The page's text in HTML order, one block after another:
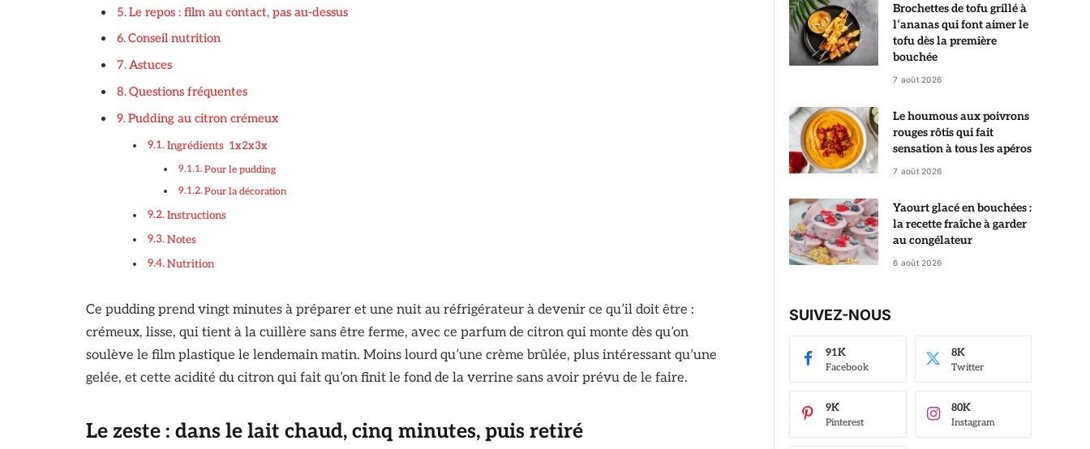
Le repos : film au contact, pas au-dessus
Conseil nutrition
Astuces
Questions fréquentes
Pudding au citron crémeux
Ingrédients 1x2x3x
Pour le pudding
Pour la décoration
Instructions
Notes
Nutrition
Ce pudding prend vingt minutes à préparer et une nuit au réfrigérateur à devenir ce qu’il doit être :
crémeux, lisse, qui tient à la cuillère sans être ferme, avec ce parfum de citron qui monte dès qu’on
soulève le film plastique le lendemain matin. Moins lourd qu’une crème brûlée, plus intéressant qu’une
gelée, et cette acidité du citron qui fait qu’on finit le fond de la verrine sans avoir prévu de le faire.
Le zeste : dans le lait chaud, cinq minutes, puis retiré
Brochettes de tofu grillé à
l’ananas qui font aimer le
tofu dès la première
bouchée
7 août 2026
Le houmous aux poivrons
rouges rôtis qui fait
sensation à tous les apéros
7 août 2026
Yaourt glacé en bouchées :
la recette fraîche à garder
au congélateur
6 août 2026
SUIVEZ-NOUS
Facebook
91K
Twitter
8K
Pinterest
9K
Instagram
80K